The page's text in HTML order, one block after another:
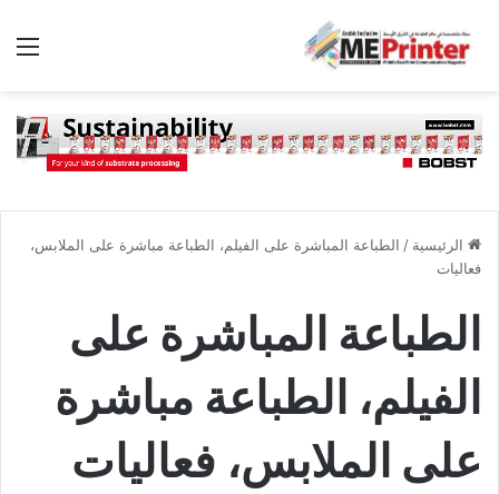
الرئيسية / الطباعة المباشرة على الفيلم، الطباعة مباشرة على الملابس،
فعاليات
الطباعة المباشرة على
الفيلم، الطباعة مباشرة
على الملابس، فعاليات